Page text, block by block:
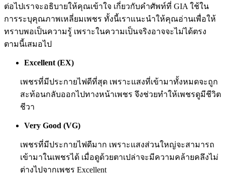
ต่อไปเราจะอธิบายให้คุณเข้าใจ เกี่ยวกับคำศัพท์ที่ GIA ใช้ใน
การระบุคุณภาพเหลี่ยมเพชร ทั้งนี้เราแนะนำให้คุณอ่านเพื่อให้
ทราบพอเป็นความรู้ เพราะในความเป็นจริงอาจจะไม่ได้ตรง
ตามนี้เสมอไป
Excellent (EX)
เพชรที่มีประกายไฟดีที่สุด เพราะแสงที่เข้ามาทั้งหมดจะถูก
สะท้อนกลับออกไปทางหน้าเพชร จึงช่วยทำให้เพชรดูมีชีวิต
ชีวา
Very Good (VG)
เพชรที่มีประกายไฟดีมาก เพราะแสงส่วนใหญ่จะสามารถ
เข้ามาในเพชรได้ เมื่อดูด้วยตาเปล่าจะมีความคล้ายคลึงไม่
ต่างไปจากเพชร Excellent